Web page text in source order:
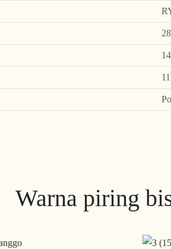
Warna piring